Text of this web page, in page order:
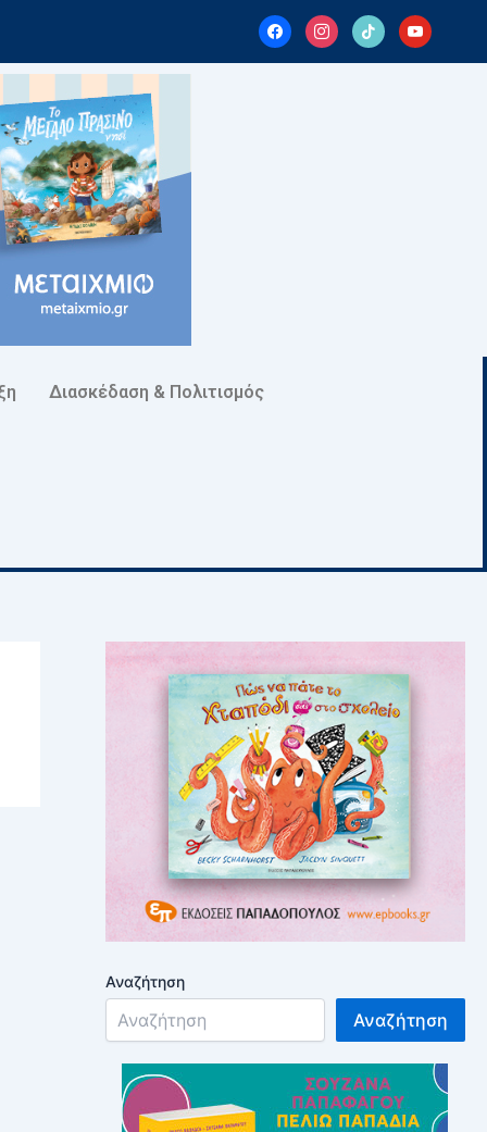
facebookinstagram
tiktok youtube
Διασκέδαση & Πολιτισμός
Αναζήτηση
Αναζήτηση